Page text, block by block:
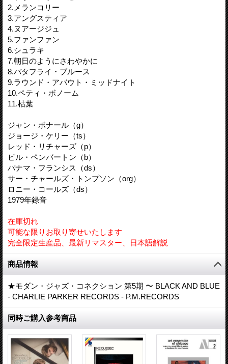
2.メランコリー
3.アングスティア
4.ヌアージジュ
5.ファンファン
6.シュラキ
7.朝日のようにさわやかに
8.バタフライ・ブルース
9.ラウンド・アバウト・ミッドナイト
10.ペティ・ボノーム
11.枯葉
ジャン・ボナール（g）
ジョージ・ケリー（ts）
レッド・リチャーズ（p）
ビル・ペンバートン（b）
パナマ・フランシス（ds）
サー・チャールズ・トンプソン（org）
ロニー・コールズ（ds）
1979年録音
在庫切れ
可能な限りお取り寄せいたします
完全限定生産品、最新リマスター、日本語解説
商品情報
★モダン・ジャズ・コネクション 第5期 〜 BLACK AND BLUE
- CHARLIE PARKER RECORDS - P.M.RECORDS
同時ご購入参考商品